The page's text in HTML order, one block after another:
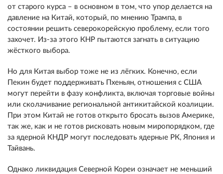
от старого курса – в основном в том, что упор делается на
давление на Китай, который, по мнению Трампа, в
состоянии решить северокорейскую проблему, если того
захочет. Из-за этого КНР пытаются загнать в ситуацию
жёсткого выбора.
Но для Китая выбор тоже не из лёгких. Конечно, если
Пекин будет поддерживать Пхеньян, отношения с США
могут перейти в фазу конфликта, включая торговые войны
или сколачивание региональной антикитайской коалиции.
При этом Китай не готов открыто бросать вызов Америке,
так же, как и не готов рисковать новым миропорядком, где
за ядерной КНДР могут последовать ядерные РК, Япония и
Тайвань.
Однако ликвидация Северной Кореи означает не меньший